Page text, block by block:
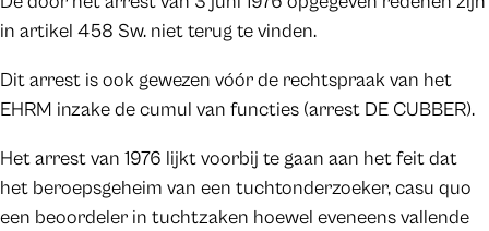
in artikel 458 Sw. niet terug te vinden.
Dit arrest is ook gewezen vóór de rechtspraak van het
EHRM inzake de cumul van functies (arrest DE CUBBER).
Het arrest van 1976 lijkt voorbij te gaan aan het feit dat
het beroepsgeheim van een tuchtonderzoeker, casu quo
een beoordeler in tuchtzaken hoewel eveneens vallende